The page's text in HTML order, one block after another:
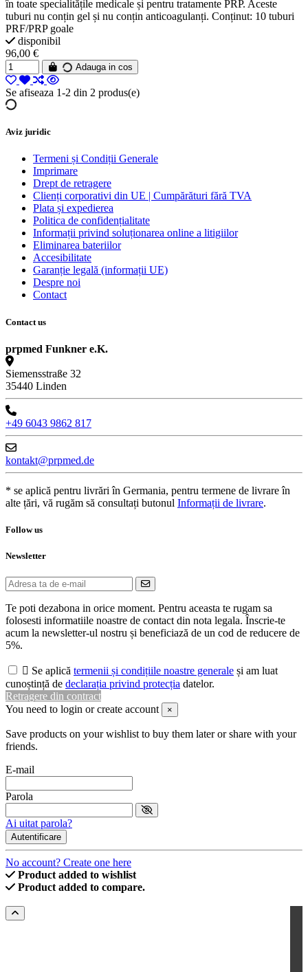
în toate specialitățile medicale și pentru tratamente PRP. Aceste
tuburi nu conțin gel și nu conțin anticoagulanți. Conținut: 10 tuburi
PRF/PRP goale
disponibil
96,00 €
Adauga in cos
Se afiseaza 1-2 din 2 produs(e)
Aviz juridic
Termeni și Condiții Generale
Imprimare
Drept de retragere
Clienți corporativi din UE | Cumpărături fără TVA
Plata și expedierea
Politica de confidențialitate
Informații privind soluționarea online a litigiilor
Eliminarea bateriilor
Accesibilitate
Garanție legală (informații UE)
Despre noi
Contact
Contact us
prpmed Funkner e.K.
Siemensstraße 32
35440 Linden
+49 6043 9862 817
kontakt@prpmed.de
* se aplică pentru livrări în Germania, pentru termene de livrare în
alte țări, vă rugăm să consultați butonul Informații de livrare.
Follow us
Newsletter
Te poti dezabona in orice moment. Pentru aceasta te rugam sa
folosesti informatiile noastre de contact din nota legala. Înscrie-te
acum la newsletter-ul nostru și beneficiază de un cod de reducere de
5%.
 Se aplică termenii și condițiile noastre generale și am luat
cunoștință de declarația privind protecția datelor.
Retragere din contract
You need to login or create account
×
Save products on your wishlist to buy them later or share with your
friends.
E-mail
Parola
Ai uitat parola?
Autentificare
No account? Create one here
Product added to wishlist
Product added to compare.